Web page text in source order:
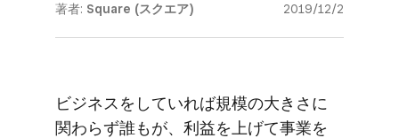
著者: Square (スクエア) 2019/12/2
ビジネスを​していれば​規模の​大きさに​
関わらず​誰もが、​利益を​上げて​事業を​